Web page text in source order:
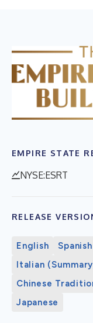
EMPIRE STATE
NYSE:ESRT
RELEASE
English Spanish
Italian
Chinese
Japanese